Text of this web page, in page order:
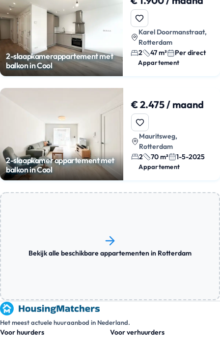
2-slaapkamerappartement met
balkon in Cool
Karel Doormanstraat,
Rotterdam
2
47 m² Per direct
Appartement
2-slaapkamer appartement met
balkon in Cool
€ 2.475 / maand
Mauritsweg,
Rotterdam
2
70 m² 1-5-2025
Appartement
Bekijk alle beschikbare appartementen in Rotterdam
Het meest actuele huuraanbod in Nederland.
Voor huurders Voor verhuurders